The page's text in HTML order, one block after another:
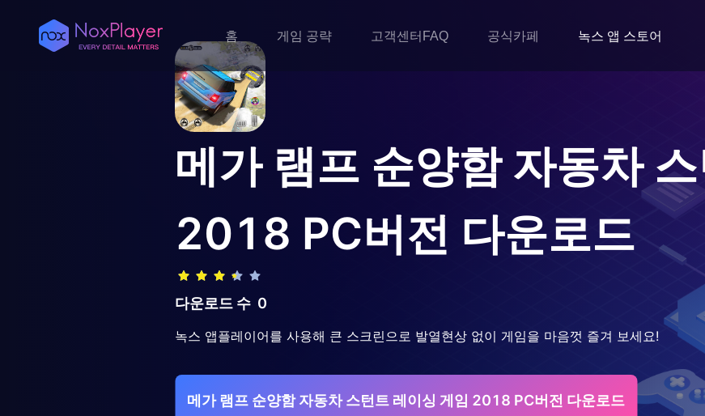
홈 게임 공략 고객센터FAQ 공식카페 녹스 앱 스토어
메가 램프 순양함 자동차
2018 PC버전 다운로드
다운로드 수 0
녹스 앱플레이어를 사용해 큰 스크린으로 발열현상 없이 게임을 마음껏 즐겨 보세요!
메가 램프 순양함 자동차 스턴트 레이싱 게임 2018 PC버전 다운로드